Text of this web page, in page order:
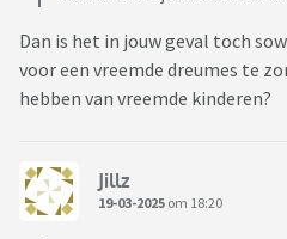
Dan is het in jouw geval toch
voor een vreemde dreumes te
hebben van vreemde kinderen?
Jillz
19-03-2025 om 18:20